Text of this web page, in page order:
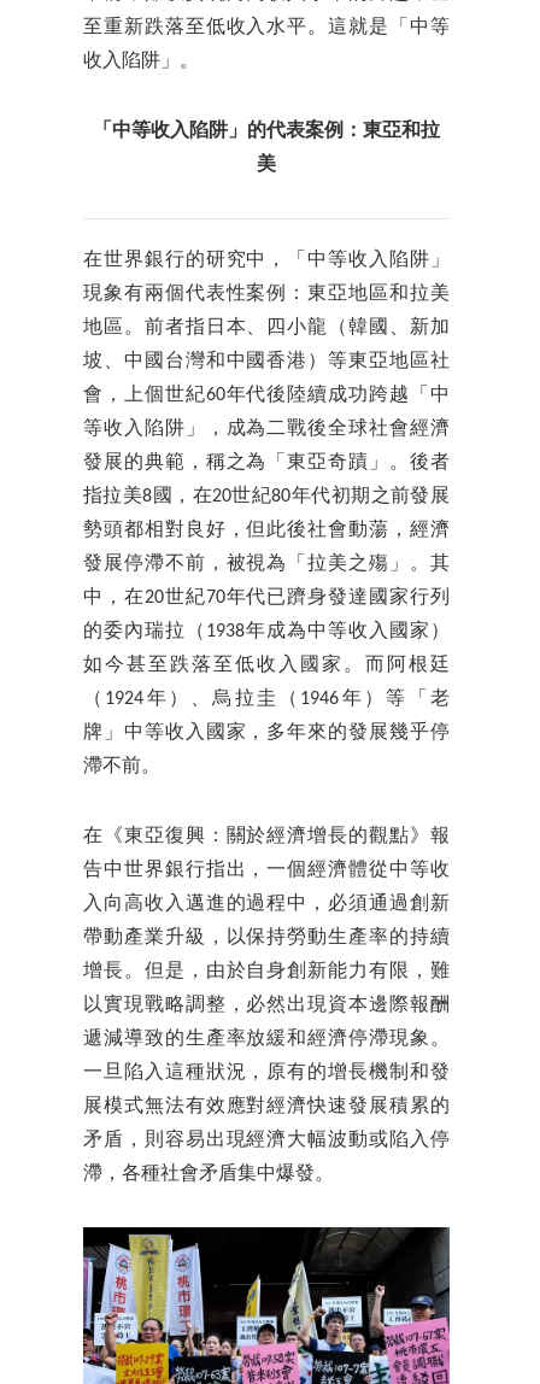
至重新跌落至低收入水平。這就是「中等
收入陷阱」。
「中等收入陷阱」的代表案例：東亞和拉
美
在世界銀行的研究中，「中等收入陷阱」
現象有兩個代表性案例：東亞地區和拉美
地區。前者指日本、四小龍（韓國、新加
坡、中國台灣和中國香港）等東亞地區社
會，上個世紀60年代後陸續成功跨越「中
等收入陷阱」，成為二戰後全球社會經濟
發展的典範，稱之為「東亞奇蹟」。後者
指拉美8國，在20世紀80年代初期之前發展
勢頭都相對良好，但此後社會動蕩，經濟
發展停滯不前，被視為「拉美之殤」。其
中，在20世紀70年代已躋身發達國家行列
的委內瑞拉（1938年成為中等收入國家）
如今甚至跌落至低收入國家。而阿根廷
（1924年）、烏拉圭（1946年）等「老
牌」中等收入國家，多年來的發展幾乎停
滯不前。
在《東亞復興：關於經濟增長的觀點》報
告中世界銀行指出，一個經濟體從中等收
入向高收入邁進的過程中，必須通過創新
帶動產業升級，以保持勞動生產率的持續
增長。但是，由於自身創新能力有限，難
以實現戰略調整，必然出現資本邊際報酬
遞減導致的生產率放緩和經濟停滯現象。
一旦陷入這種狀況，原有的增長機制和發
展模式無法有效應對經濟快速發展積累的
矛盾，則容易出現經濟大幅波動或陷入停
滯，各種社會矛盾集中爆發。